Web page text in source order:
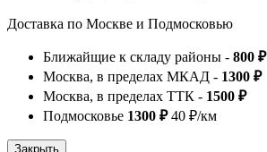
Доставка по Москве и Подмосковью
Ближайщие к складу районы - 800 ₽
Москва, в пределах МКАД - 1300 ₽
Москва, в пределах ТТК - 1500 ₽
Подмосковье 1300 ₽40 ₽/км